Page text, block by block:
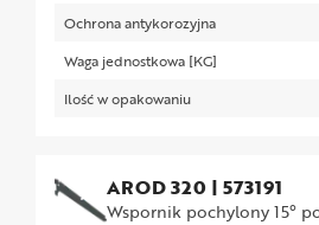
Ochrona antykorozyjna
Waga jednostkowa [KG]
Ilość w opakowaniu
AROD 320 | 573191
Wspornik pochylony 15°